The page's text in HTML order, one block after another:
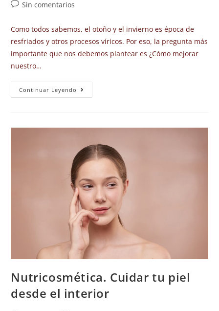
Sin comentarios
Como todos sabemos, el otoño y el invierno es época de
resfriados y otros procesos víricos. Por eso, la pregunta más
importante que nos debemos plantear es ¿Cómo mejorar
nuestro…
Continuar Leyendo
Nutricosmética. Cuidar tu piel
desde el interior